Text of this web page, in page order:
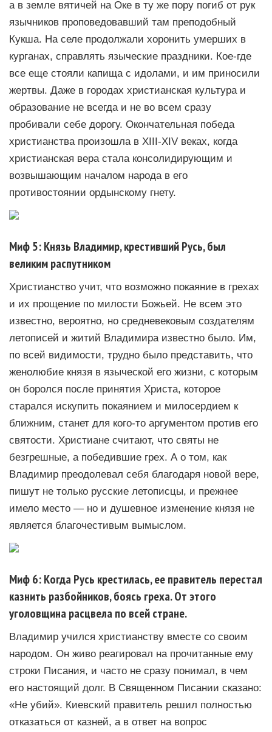
а в земле вятичей на Оке в ту же пору погиб от рук
язычников проповедовавший там преподобный
Кукша. На селе продолжали хоронить умерших в
курганах, справлять языческие праздники. Кое-где
все еще стояли капища с идолами, и им приносили
жертвы. Даже в городах христианская культура и
образование не всегда и не во всем сразу
пробивали себе дорогу. Окончательная победа
христианства произошла в XIII-XIV веках, когда
христианская вера стала консолидирующим и
возвышающим началом народа в его
противостоянии ордынскому гнету.
Миф 5: Князь Владимир, крестивший Русь, был
великим распутником
Христианство учит, что возможно покаяние в грехах
и их прощение по милости Божьей. Не всем это
известно, вероятно, но средневековым создателям
летописей и житий Владимира известно было. Им,
по всей видимости, трудно было представить, что
женолюбие князя в языческой его жизни, с которым
он боролся после принятия Христа, которое
старался искупить покаянием и милосердием к
ближним, станет для кого-то аргументом против его
святости. Христиане считают, что святы не
безгрешные, а победившие грех. А о том, как
Владимир преодолевал себя благодаря новой вере,
пишут не только русские летописцы, и прежнее
имело место — но и душевное изменение князя не
является благочестивым вымыслом.
Миф 6: Когда Русь крестилась, ее правитель перестал
казнить разбойников, боясь греха. От этого
уголовщина расцвела по всей стране.
Владимир учился христианству вместе со своим
народом. Он живо реагировал на прочитанные ему
строки Писания, и часто не сразу понимал, в чем
его настоящий долг. В Священном Писании сказано:
«Не убий». Киевский правитель решил полностью
отказаться от казней, а в ответ на вопрос